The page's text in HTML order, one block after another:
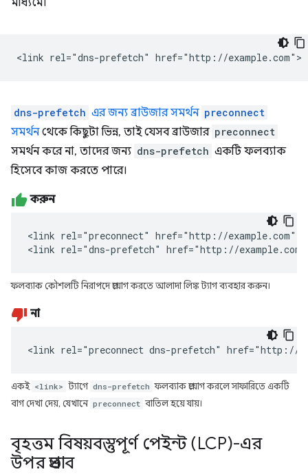
dns-prefetch এর জন্য ব্রাউজার সমর্থন preconnect
সমর্থনথেকে কিছুটা ভিন্ন, তাই যেসব ব্রাউজার preconnect
সমর্থন করে না, তাদের জন্য dns-prefetch একটি ফলব্যাক
হিসেবে কাজ করতে পারে।
করুন
<link rel="preconnect" href="http://example.com">
<link rel="dns-prefetch" href="http://
ফলব্যাক কৌশলটি নিরাপদে প্রয়োগ করতে আলাদা লিঙ্ক ট্যাগ ব্যবহার করুন।
না
<link rel="preconnect dns-prefetch" href="http://
একই <link> ট্যাগে dns-prefetch ফলব্যাক প্রয়োগ করলে সাফারিতে একটি
বাগ দেখা দেয়, যেখানে preconnect বাতিল হয়ে যায়।
বৃহত্তম বিষয়বস্তুপূর্ণ পেইন্ট (LCP)-এর
উপর প্রভাব